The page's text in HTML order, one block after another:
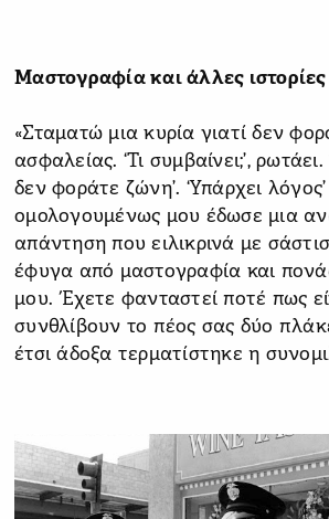
Μαστογραφία και άλλες
«Σταματώ μια κυρία γιατί δεν
ασφαλείας. ‘Τι συμβαίνει;’, ρωτάει.
δεν φοράτε ζώνη’. ‘Υπάρχει
ομολογουμένως μου έδωσε μια
απάντηση που ειλικρινά με
έφυγα από μαστογραφία και
μου. Έχετε φανταστεί ποτέ πως
συνθλίβουν το πέος σας δύο
έτσι άδοξα τερματίστηκε η